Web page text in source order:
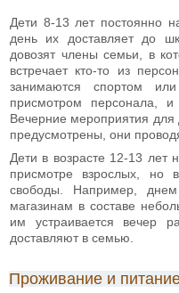
Дети 8-13 лет постоянно
день их доставляет до
довозят члены семьи, в
встречает кто-то из
занимаются спортом
присмотром персонала,
Вечерние мероприятия
предусмотрены, они
Дети в возрасте 12-13 лет
присмотре взрослых, но
свободы. Например,
магазинам в составе
им устраивается вечер
доставляют в семью.
Проживание и